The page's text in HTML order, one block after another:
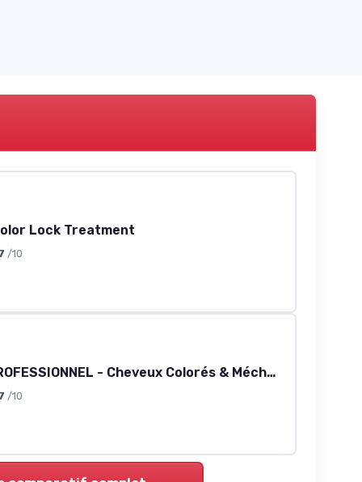
Lock Treatment
/10
L'OREAL PROFESSIONNEL - Cheveux Colorés & Méchés - Homme & Femme - Nourrit & Booste La Brillance - 8 Semaines de Protection de la Couleur Masque
/10